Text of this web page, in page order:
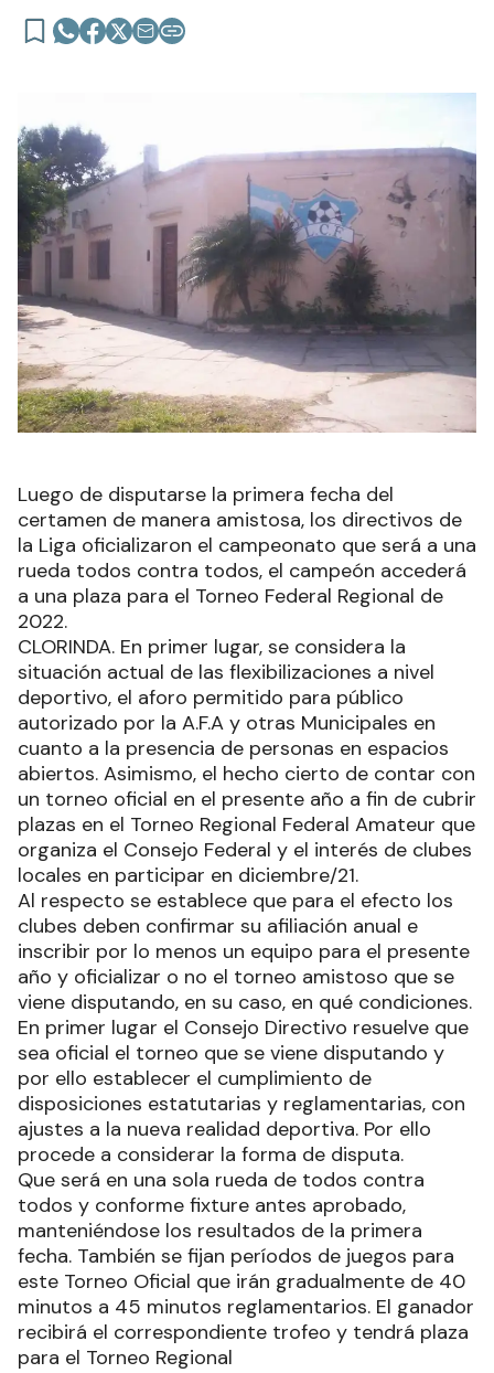
Luego de disputarse la primera fecha del
certamen de manera amistosa, los directivos de
la Liga oficializaron el campeonato que será a una
rueda todos contra todos, el campeón accederá
a una plaza para el Torneo Federal Regional de
2022.
CLORINDA. En primer lugar, se considera la
situación actual de las flexibilizaciones a nivel
deportivo, el aforo permitido para público
autorizado por la A.F.A y otras Municipales en
cuanto a la presencia de personas en espacios
abiertos. Asimismo, el hecho cierto de contar con
un torneo oficial en el presente año a fin de cubrir
plazas en el Torneo Regional Federal Amateur que
organiza el Consejo Federal y el interés de clubes
locales en participar en diciembre/21.
Al respecto se establece que para el efecto los
clubes deben confirmar su afiliación anual e
inscribir por lo menos un equipo para el presente
año y oficializar o no el torneo amistoso que se
viene disputando, en su caso, en qué condiciones.
En primer lugar el Consejo Directivo resuelve que
sea oficial el torneo que se viene disputando y
por ello establecer el cumplimiento de
disposiciones estatutarias y reglamentarias, con
ajustes a la nueva realidad deportiva. Por ello
procede a considerar la forma de disputa.
Que será en una sola rueda de todos contra
todos y conforme fixture antes aprobado,
manteniéndose los resultados de la primera
fecha. También se fijan períodos de juegos para
este Torneo Oficial que irán gradualmente de 40
minutos a 45 minutos reglamentarios. El ganador
recibirá el correspondiente trofeo y tendrá plaza
para el Torneo Regional